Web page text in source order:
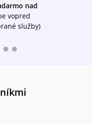
nad
vopred
služby)